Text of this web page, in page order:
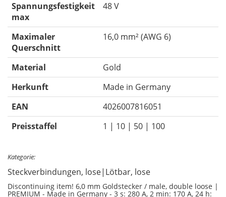
Spannungsfestigkeit
max
48 V
Maximaler
Querschnitt
16,0 mm² (AWG 6)
Material
Gold
Herkunft
Made in Germany
EAN
4026007816051
Preisstaffel
1 | 10 | 50 | 100
Kategorie:
Steckverbindungen, lose|Lötbar, lose
Discontinuing item! 6,0 mm Goldstecker / male, double loose |
PREMIUM - Made in Germany - 3 s: 280 A, 2 min: 170 A, 24 h: